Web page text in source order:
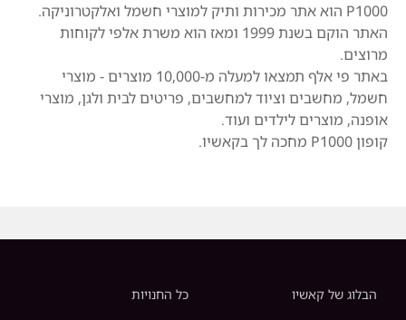
P1000 הוא אתר מכירות ותיק למוצרי חשמל ואלקטרוניקה.
האתר הוקם בשנת 1999 ומאז הוא משרת אלפי לקוחות
מרוצים.
באתר פי אלף תמצאו למעלה מ-10,000 מוצרים - מוצרי
חשמל, מחשבים וציוד למחשבים, פריטים לבית ולגן, מוצרי
אופנה, מוצרים לילדים ועוד.
קופון P1000 מחכה לך בקאשיו.
הבלוג של קאשיו כל החנויות